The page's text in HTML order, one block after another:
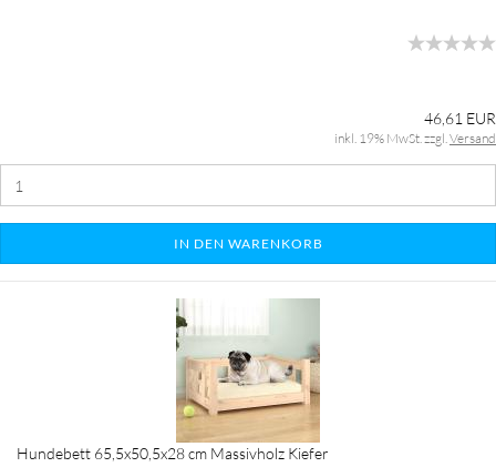
46,61 EUR
inkl. 19% MwSt. zzgl.Versand
IN DEN WARENKORB
Hundebett 65,5x50,5x28 cm Massivholz Kiefer